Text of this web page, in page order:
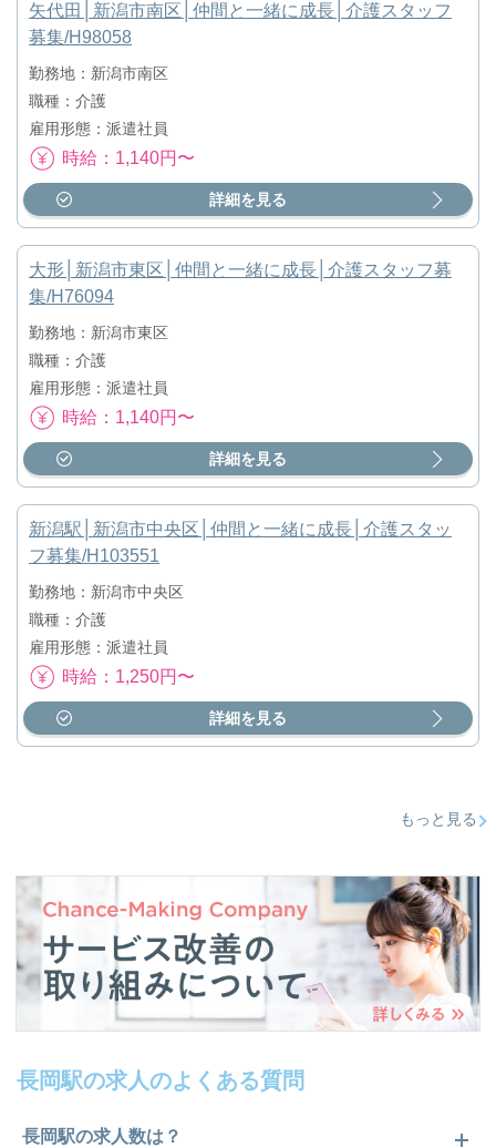
矢代田│新潟市南区│仲間と一緒に成長│介護スタッフ
募集/H98058
勤務地：新潟市南区
職種：介護
雇用形態：派遣社員
時給：1,140円〜
詳細を見る
大形│新潟市東区│仲間と一緒に成長│介護スタッフ募
集/H76094
勤務地：新潟市東区
職種：介護
雇用形態：派遣社員
時給：1,140円〜
詳細を見る
新潟駅│新潟市中央区│仲間と一緒に成長│介護スタッ
フ募集/H103551
勤務地：新潟市中央区
職種：介護
雇用形態：派遣社員
時給：1,250円〜
詳細を見る
もっと見る
長岡駅の求人のよくある質問
長岡駅の求人数は？